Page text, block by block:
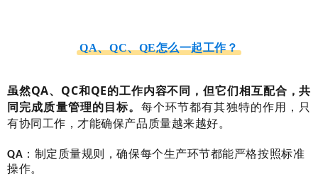
QA、QC、QE怎么一起工作？
虽然QA、QC和QE的工作内容不同，但它们相互配合，共
同完成质量管理的目标。 每个环节都有其独特的作用，只
有协同工作，才能确保产品质量越来越好。
QA ：制定质量规则，确保每个生产环节都能严格按照标准
操作。